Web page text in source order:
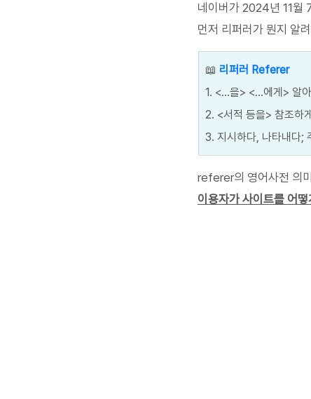
네이버가 2024년 11월
먼저 리퍼러가 뭔지 알
📖 리퍼러 Referer
1. <…을> <…에게> 알
2. <서적 등을> 참조하
3. 지시하다, 나타내다;
referer의 영어사전 의
이용자가 사이트를 어